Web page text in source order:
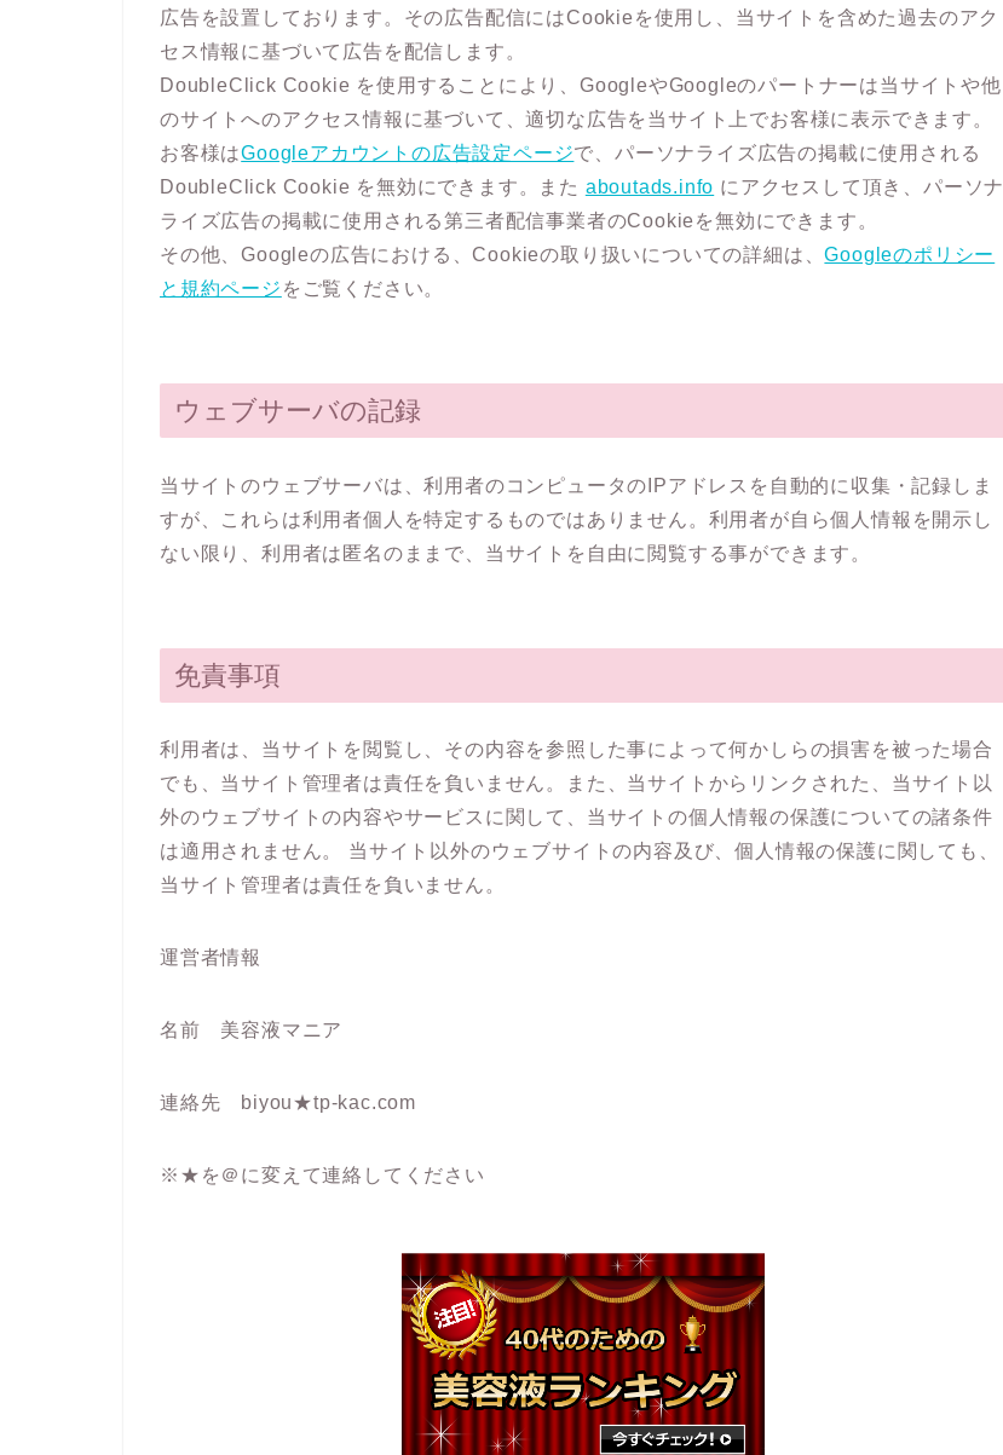
広告を設置しております。その広告配信にはCookieを使用し、当サイトを含めた過去のアク
セス情報に基づいて広告を配信します。
DoubleClick Cookie を使用することにより、GoogleやGoogleのパートナーは当サイトや他
のサイトへのアクセス情報に基づいて、適切な広告を当サイト上でお客様に表示できます。
お客様はGoogleアカウントの広告設定ページで、パーソナライズ広告の掲載に使用される
DoubleClick Cookie を無効にできます。また aboutads.info にアクセスして頂き、パーソナ
ライズ広告の掲載に使用される第三者配信事業者のCookieを無効にできます。
その他、Googleの広告における、Cookieの取り扱いについての詳細は、Googleのポリシー
と規約ページ をご覧ください。
ウェブサーバの記録
当サイトのウェブサーバは、利用者のコンピュータのIPアドレスを自動的に収集・記録しま
すが、これらは利用者個人を特定するものではありません。利用者が自ら個人情報を開示し
ない限り、利用者は匿名のままで、当サイトを自由に閲覧する事ができます。
免責事項
利用者は、当サイトを閲覧し、その内容を参照した事によって何かしらの損害を被った場合
でも、当サイト管理者は責任を負いません。また、当サイトからリンクされた、当サイト以
外のウェブサイトの内容やサービスに関して、当サイトの個人情報の保護についての諸条件
は適用されません。 当サイト以外のウェブサイトの内容及び、個人情報の保護に関しても、
当サイト管理者は責任を負いません。
運営者情報
名前 美容液マニア
連絡先 biyou★tp-kac.com
※★を＠に変えて連絡してください